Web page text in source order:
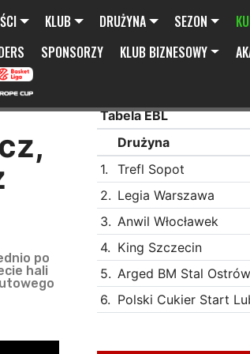
KLUB DRUŻYNA SEZON
SPONSORZY KLUB BIZNESOWY
po
hali
Tabela EBL
Drużyna
1.
Trefl Sopot
2. Legia Warszawa
3. Anwil Włocławek
4. King Szczecin
5. Arged BM Stal
6. Polski Cukier Start